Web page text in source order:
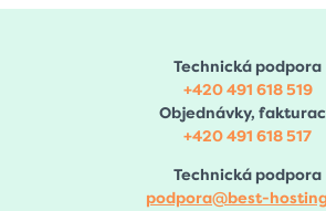
+420 491 618 519
Technická podpora
+420 491 618 517
Objednávky,
podpora@best-
Technická podpora